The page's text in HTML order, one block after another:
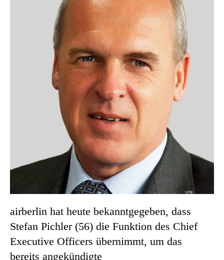
airberlin hat heute bekanntgegeben, dass
Stefan Pichler (56) die Funktion des Chief
Executive Officers übernimmt, um das
bereits angekündigte